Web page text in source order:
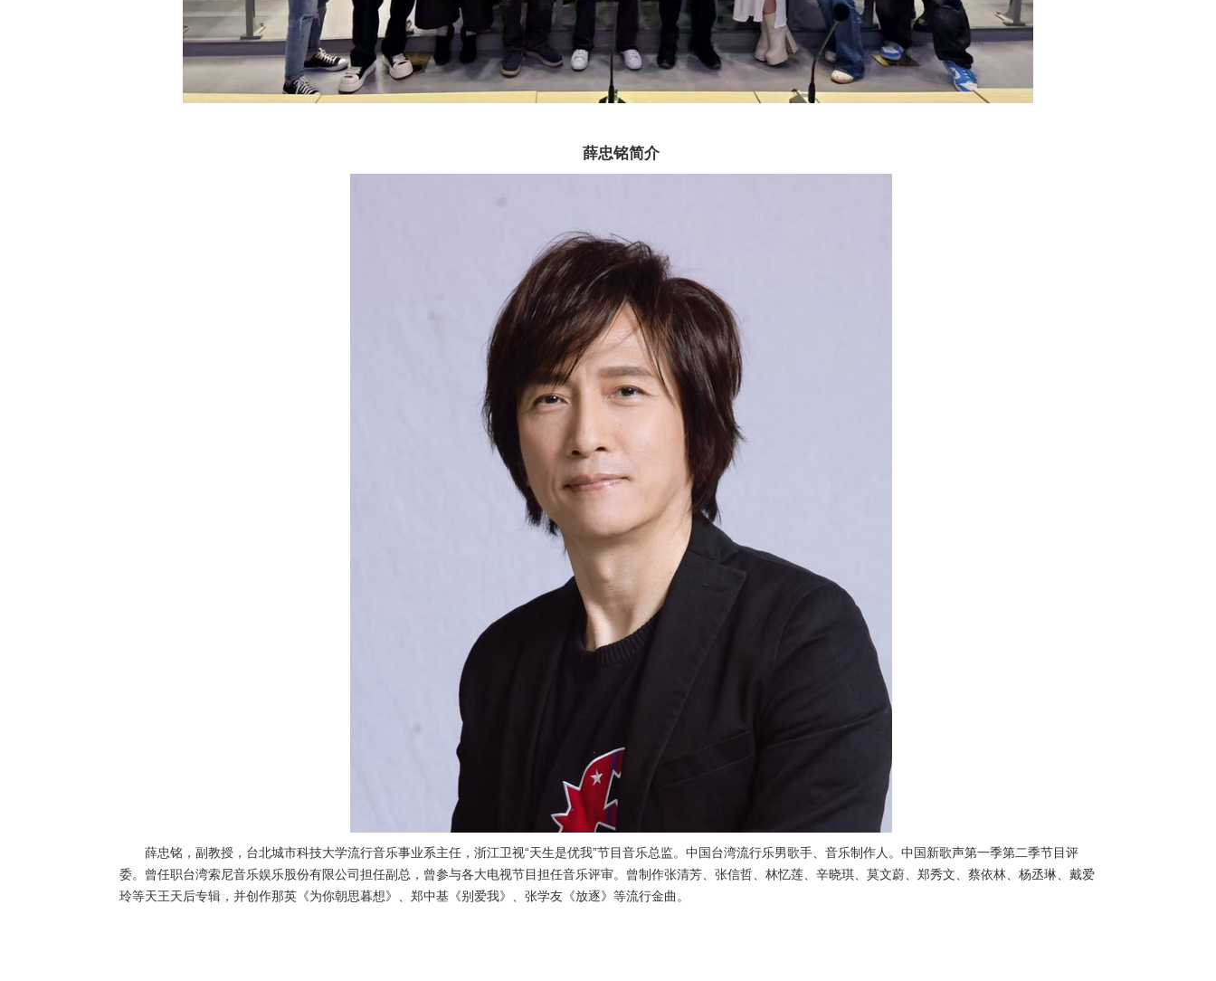
薛忠铭简介
薛忠铭，副教授，台北城市科技大学流行音乐事业系主任，浙江卫视“天生是优我”节目音乐总监。中国台湾流行乐男歌手、音乐制作人。中国新歌声第一季第二季节目评
委。曾任职台湾索尼音乐娱乐股份有限公司担任副总，曾参与各大电视节目担任音乐评审。曾制作张清芳、张信哲、林忆莲、辛晓琪、莫文蔚、郑秀文、蔡依林、杨丞琳、戴爱
玲等天王天后专辑，并创作那英《为你朝思暮想》、郑中基《别爱我》、张学友《放逐》等流行金曲。